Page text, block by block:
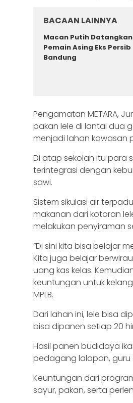
BACAAN LAINNYA
Macan Putih Datangkan
Pemain Asing Eks Persib
Bandung
Pengamatan METARA,
pakan lele di lantai dua
menjadi lahan kawasan
Di atap sekolah itu para
terintegrasi dengan
sawi.
Sistem sikulasi air
makanan dari kotoran
melakukan penyiraman
“Di sini kita bisa belajar
Kita juga belajar
uang kas kelas.
keuntungan untuk
MPLB.
Dari lahan ini, lele bisa
bisa dipanen setiap 20
Hasil panen budidaya
pedagang lalapan,
Keuntungan dari
sayur, pakan, serta